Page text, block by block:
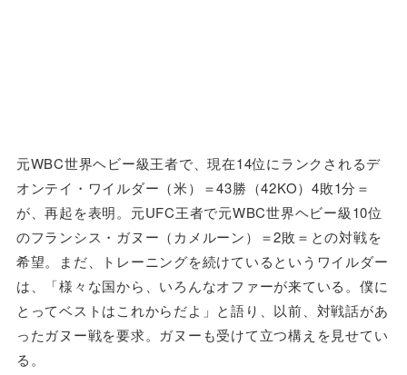
元WBC世界ヘビー級王者で、現在14位にランクされるデ
オンテイ・ワイルダー（米）＝43勝（42KO）4敗1分＝
が、再起を表明。元UFC王者で元WBC世界ヘビー級10位
のフランシス・ガヌー（カメルーン）＝2敗＝との対戦を
希望。まだ、トレーニングを続けているというワイルダー
は、「様々な国から、いろんなオファーが来ている。僕に
とってベストはこれからだよ」と語り、以前、対戦話があ
ったガヌー戦を要求。ガヌーも受けて立つ構えを見せてい
る。